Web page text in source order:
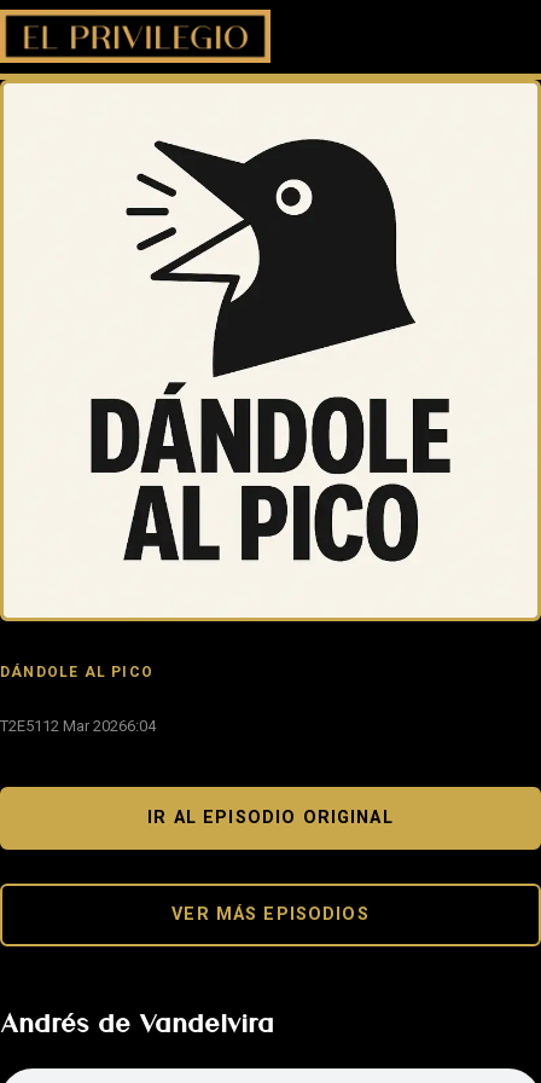
DÁNDOLE AL PICO
T2E51 12 Mar 20266:04
IR AL EPISODIO ORIGINAL
VER MÁS EPISODIOS
Andrés de Vandelvira